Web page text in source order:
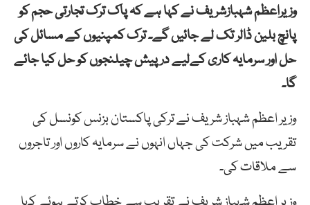
وزیراعظم شہبازشریف نے کہا ہے کہ پاک ترک تجارتی حجم کو
پانچ بلین ڈالر تک لے جائیں گے۔ ترک کمپنیوں کے مسائل کی
حل اور سرمایہ کاری کےلیے درپیش چیلنجوں کو حل کیا جائے
گا۔
وزیر اعظم شہباز شریف نے ترکی پاکستان بزنس کونسل کی
تقریب میں شرکت کی جہاں انہوں نے سرمایہ کاروں اور تاجروں
سے ملاقات کی۔